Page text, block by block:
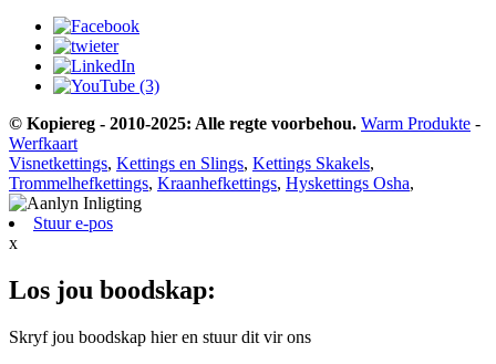
© Kopiereg - 2010-2025: Alle regte voorbehou. Warm Produkte -
Werfkaart
Visnetkettings, Kettings en Slings, Kettings Skakels,
Trommelhefkettings, Kraanhefkettings, Hyskettings Osha,
Stuur e-pos
x
Los jou boodskap:
Skryf jou boodskap hier en stuur dit vir ons